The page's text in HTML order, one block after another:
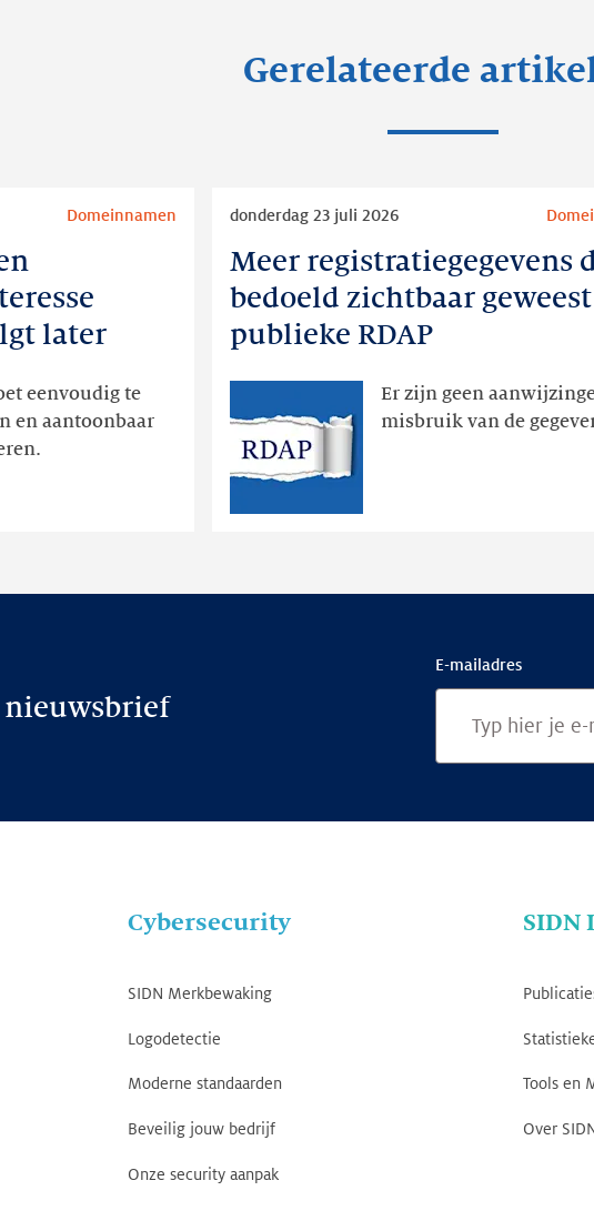
Gerelateerde
later
Domeinnamen
eenvoudig te
en aantoonbaar
Meer registratiegegevens
bedoeld zichtbaar
publieke RDAP
donderdag 23 juli 2026
Er zijn geen
misbruik van de
Meer
registratiegegevens
dan
bedoeld
via
publieke
RDAP
nieuwsbrief
E-mailadres
Cybersecurity
SIDN Merkbewaking
Logodetectie
Moderne standaarden
Beveilig jouw bedrijf
Onze security aanpak
SIDN
Tools en
Over